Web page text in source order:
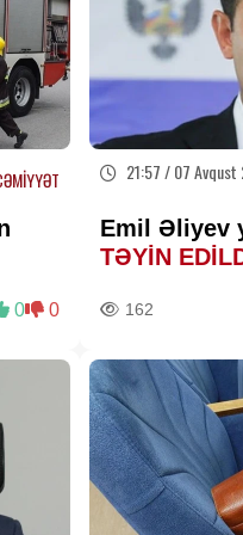
07 Avqust 2026 18:15
Bu universitet tələbələrə
xüsusi təqaüd ayırdı -
ayda
200 AZN07 Avqust 2026 17:59
Mənzilin sahəsi çıxarışda az
MÜHÜM AÇIQLAMA
07 Avqust 2026 17:37
kredit
verilirmi?
Dağ havası orqanizmə nə
Terapevt mühüm
faydaları açıqladı
07 Avqust 2026 17:15
Rəhbərin “öz ərizənlə çıx”
hədəsi –
Məhkəmədə sübut
0 0
21:57 / 07 Avqust
Emil Əliyev
TƏYİN
162